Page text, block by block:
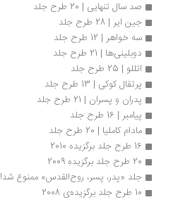
صد سال تنهایی | 20 طرح جلد
جین ایر | 28 طرح جلد
سه خواهر | 12 طرح جلد
دوبلینی‌ها | 21 طرح جلد
اتللو | 25 طرح جلد
پرتقال کوکی | 13 طرح جلد
پدران و پسران | 21 طرح جلد
پیامبر | 16 طرح جلد
مادام کاملیا | 20 طرح جلد
16 طرح جلد برگزیده 2010
20 طرح جلد برگزیده 2009
جلد «پدر، پسر، روح‌القدس» ممنوع شد!
10 طرح جلد برگزیده‌ی 2008